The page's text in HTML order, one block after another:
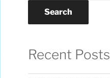
Search
Recent Posts